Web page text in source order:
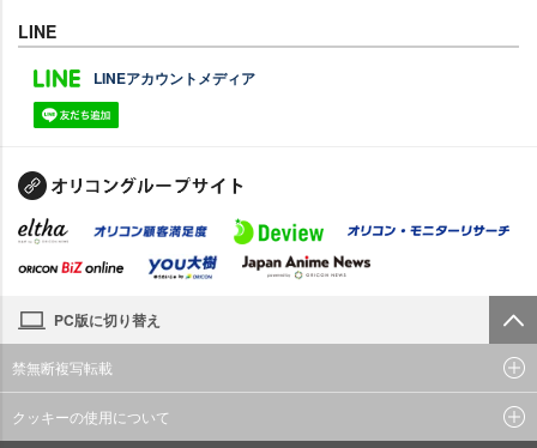
LINE
LINEアカウントメディア
PC版に切り替え
禁無断複写転載
クッキーの使用について